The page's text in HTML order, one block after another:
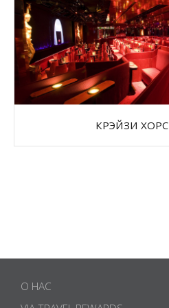
КРЭЙЗИ ХОРС
О НАС